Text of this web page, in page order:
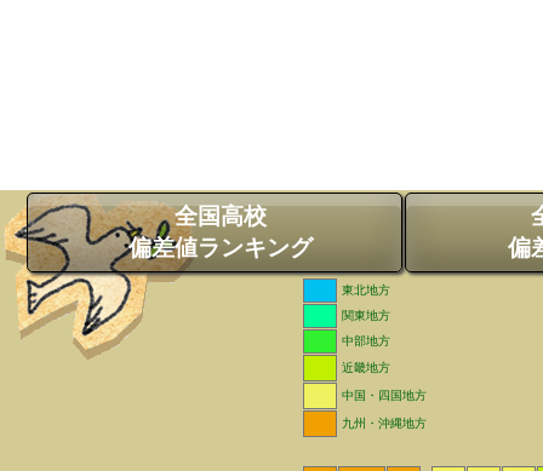
全国高校
偏差値ランキング
偏
東北地方
関東地方
中部地方
近畿地方
中国・四国地方
九州・沖縄地方